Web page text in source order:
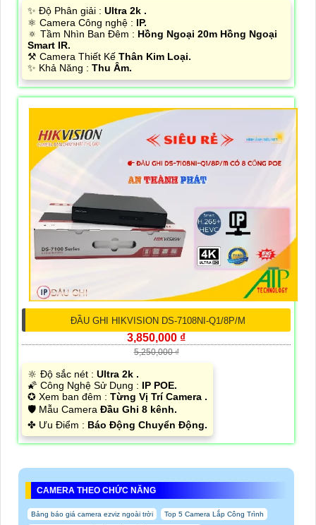
✨ Độ Phân giải : Ultra 2k .
⚛️ Camera Công nghệ : IP.
🔅 Tầm Nhìn Ban Đêm : Hồng Ngoại 20m Hồng Ngoại
Smart IR.
⚒ Camera Thiết Kế Thân Kim Loại.
️✨ Khả Năng : Thu Âm.
ĐẦU GHI HIKVISION DS-7108NI-Q1/8P/M
3,850,000 ₫
5,250,000 ₫
🔆 Độ sắc nét : Ultra 2k .
🌠 Công Nghệ Sử Dụng : IP POE.
✪ Xem ban đêm : Từng Vị Trí Camera .
🛡 Mẫu Camera Đầu Ghi 8 kênh.
️✤ Ưu Điểm : Báo Động Chuyển Động.
CAMERA THEO CHỨC NĂNG
Bảng báo giá camera ezviz ngoài trời Top 5 Camera Lắp Công Trình